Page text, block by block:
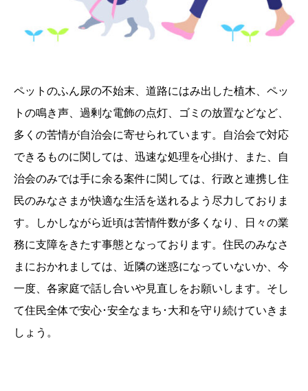
ペットのふん尿の不始末、道路にはみ出した植木、ペッ
トの鳴き声、過剰な電飾の点灯、ゴミの放置などなど、
多くの苦情が自治会に寄せられています。自治会で対応
できるものに関しては、迅速な処理を心掛け、また、自
治会のみでは手に余る案件に関しては、行政と連携し住
民のみなさまが快適な生活を送れるよう尽力しておりま
す。しかしながら近頃は苦情件数が多くなり、日々の業
務に支障をきたす事態となっております。住民のみなさ
まにおかれましては、近隣の迷惑になっていないか、今
一度、各家庭で話し合いや見直しをお願いします。そし
て住民全体で安心･安全なまち･大和を守り続けていきま
しょう。